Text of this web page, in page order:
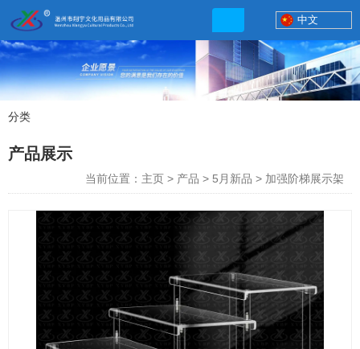
联系电话
http://xybp.tmall.com http://wzxybp.1688.com
中文
分类
产品展示
当前位置：主页 > 产品 > 5月新品 > 加强阶梯展示架